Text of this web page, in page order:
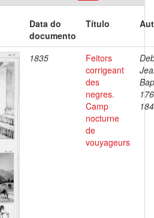
Data do
documento
Título
1835
Feitors
corrigeant
des
negres.
Camp
nocturne
de
vouyageurs